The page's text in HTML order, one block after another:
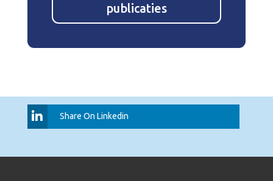
publicaties
Share On Linkedin